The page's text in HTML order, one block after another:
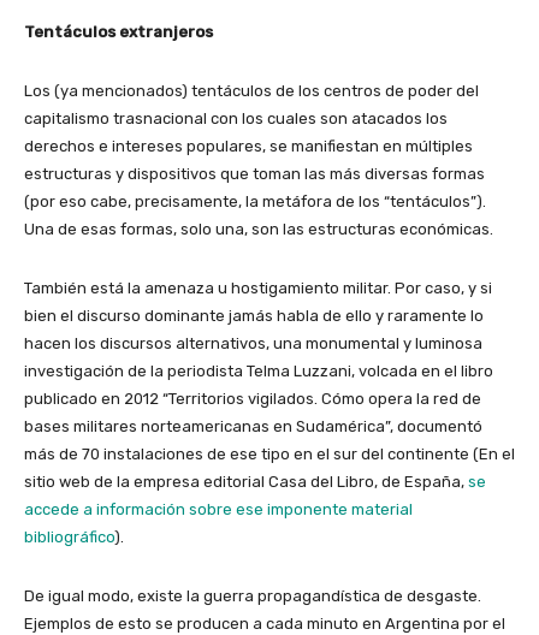
Tentáculos extranjeros
Los (ya mencionados) tentáculos de los centros de poder del
capitalismo trasnacional con los cuales son atacados los
derechos e intereses populares, se manifiestan en múltiples
estructuras y dispositivos que toman las más diversas formas
(por eso cabe, precisamente, la metáfora de los “tentáculos”).
Una de esas formas, solo una, son las estructuras económicas.
También está la amenaza u hostigamiento militar. Por caso, y si
bien el discurso dominante jamás habla de ello y raramente lo
hacen los discursos alternativos, una monumental y luminosa
investigación de la periodista Telma Luzzani, volcada en el libro
publicado en 2012 “Territorios vigilados. Cómo opera la red de
bases militares norteamericanas en Sudamérica”, documentó
más de 70 instalaciones de ese tipo en el sur del continente (En el
sitio web de la empresa editorial Casa del Libro, de España, se
accede a información sobre ese imponente material
bibliográfico).
De igual modo, existe la guerra propagandística de desgaste.
Ejemplos de esto se producen a cada minuto en Argentina por el